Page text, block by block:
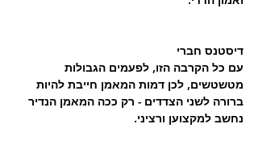
דיסטנס חברי
עם כל הקרבה הזו, לפעמים הגבולות
מטשטשים, לכן דמות המאמן חייבת להיות
ברורה לשני הצדדים - רק ככה המאמן הנדיר
נחשב למקצוען ורציני.